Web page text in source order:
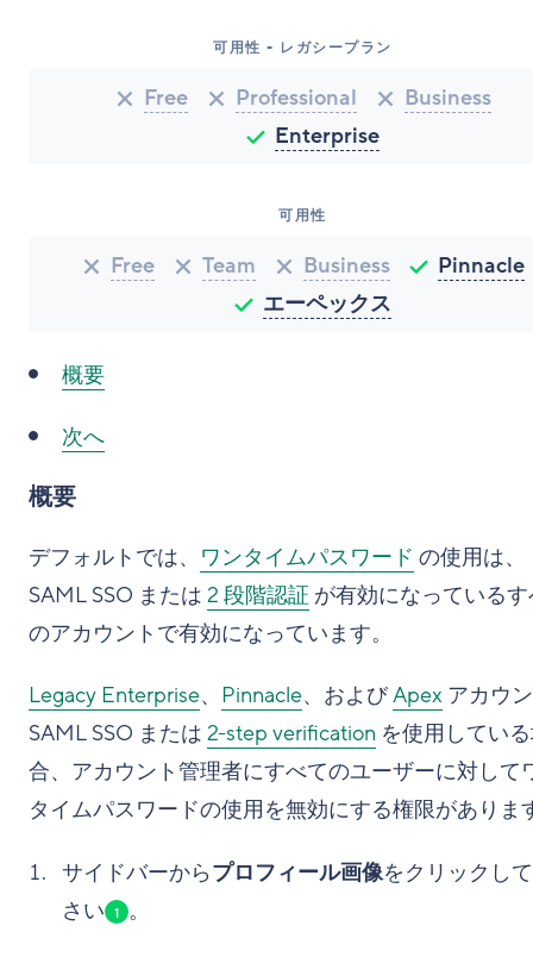
可用性 - レガシープラン
Free Professional
Business
Enterprise
可用性
Free Team Business
Pinnacle
エーペックス
概要
次へ
概要
デフォルトでは、 ワンタイムパスワード の使用は、
SAML SSO または 2 段階認証 が有効になっている
のアカウントで有効になっています。
Legacy Enterprise、 Pinnacle、およびApex アカウ
SAML SSO または 2-step verification を使用してい
合、アカウント管理者にすべてのユーザーに対して
タイムパスワードの使用を無効にする権限がありま
サイドバーからプロフィール画像をクリックし
さい 1 。